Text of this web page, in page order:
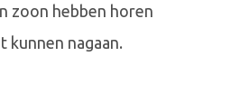
zoon hebben horen
kunnen nagaan.